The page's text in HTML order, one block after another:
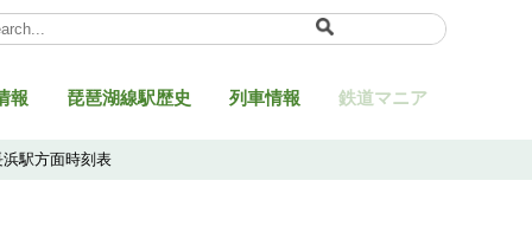
報
琵琶湖線駅歴史 列車情報 鉄道マニア
駅方面時刻表